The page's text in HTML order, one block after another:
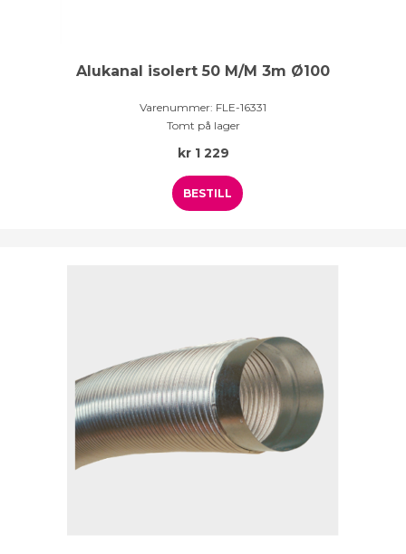
Alukanal isolert 50 M/M 3m Ø100
Varenummer: FLE-16331
Tomt på lager
kr1 229
BESTILL